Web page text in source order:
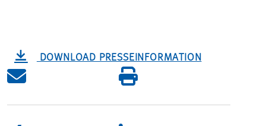
DOWNLOAD PRESSEINFORMATION